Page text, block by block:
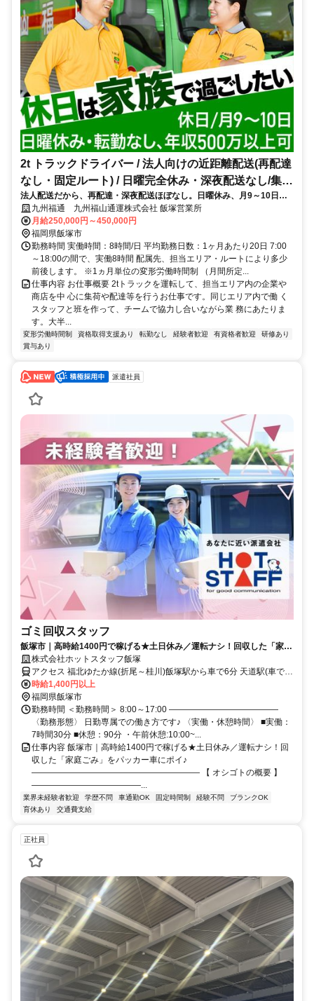
2t トラックドライバー / 法人向けの近距離配送(再配達
なし・固定ルート) / 日曜完全休み・深夜配送なし/集配
ﾄﾞﾗｲﾊﾞｰ2t(正社員)
法人配送だから、再配達・深夜配送ほぼなし。日曜休み、月9～10日休
み、転勤無と働きやすい環境
九州福通 九州福山通運株式会社 飯塚営業所
月給250,000円～450,000円
福岡県飯塚市
勤務時間 実働時間：8時間/日 平均勤務日数：1ヶ月あたり20日 7:00
～18:00の間で、実働8時間 配属先、担当エリア・ルートにより多少
前後します。 ※1ヵ月単位の変形労働時間制 （月間所定...
仕事内容 お仕事概要 2tトラックを運転して、担当エリア内の企業や
商店を中 心に集荷や配達等を行うお仕事です。同じエリア内で働 く
スタッフと班を作って、チームで協力し合いながら業 務にあたりま
す。大半...
変形労働時間制 資格取得支援あり 転勤なし 経験者歓迎 有資格者歓迎
研修あり
賞与あり
派遣社員
ゴミ回収スタッフ
飯塚市｜高時給1400円で稼げる★土日休み／運転ナシ！回収した「家庭
ごみ」をパッカー車にポイ♪
株式会社ホットスタッフ飯塚
アクセス 福北ゆたか線(折尾～桂川)飯塚駅から車で6分 天道駅(車で6
分) ●マイカー通勤OK！ ●自転車・バイク通勤OK！ ●無料駐車場・駐
輪場あり♪
時給1,400円以上
福岡県飯塚市
勤務時間 ＜勤務時間＞ 8:00～17:00 ―――――――――――――
〈勤務形態〉 日勤専属での働き方です♪ 〈実働・休憩時間〉 ■実働：
7時間30分 ■休憩：90分 ・午前休憩:10:00~...
仕事内容 飯塚市｜高時給1400円で稼げる★土日休み／運転ナシ！回
収した「家庭ごみ」をパッカー車にポイ♪
―――――――――――――――――――― 【 オシゴトの概要 】
―――――――――――――...
業界未経験者歓迎 学歴不問 車通勤OK 固定時間制 経験不問
ブランクOK
育休あり
交通費支給
正社員